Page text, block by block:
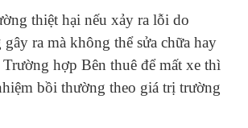
thiệt hại nếu xảy ra lỗi do
ra mà không thể sửa chữa hay
hợp Bên thuê để mất xe thì
bồi thường theo giá trị trường